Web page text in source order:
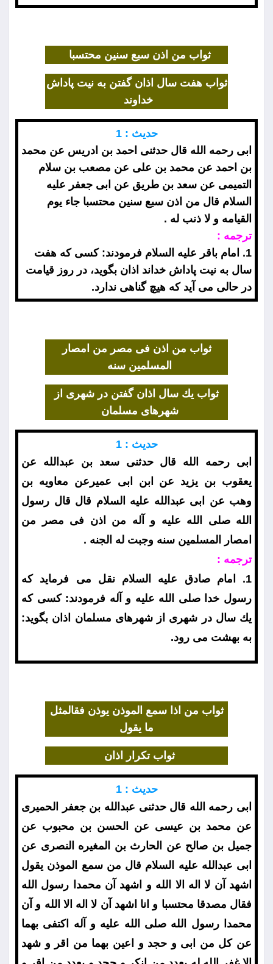
ثواب من اذن سبع سنين محتسبا
ثواب هفت سال اذان گفتن به نيت پاداش
خداوند
حديث : 1
ابى رحمه الله قال حدثنى احمد بن ادريس عن محمد
بن احمد عن محمد بن على عن مصعب بن سلام
التميمى عن سعد بن طريق عن ابى جعفر عليه
السلام قال من اذن سبع سنين محتسبا جاء يوم
القيامه و لا ذنب له .
ترجمه :
1. امام باقر عليه السلام فرمودند: كسى كه هفت
سال به نيت پاداش خداند اذان بگويد، در روز قيامت
در حالى مى آيد كه هيچ گناهى ندارد.
ثواب من اذن فى مصر من امصار
المسلمين سنه
ثواب يك سال اذان گفتن در شهرى از
شهرهاى مسلمان
حديث : 1
ابى رحمه الله قال حدثنى سعد بن عبدالله عن
يعقوب بن يزيد عن ابن ابى عميرعن معاويه بن
وهب عن ابى عبدالله عليه السلام قال قال رسول
الله صلى الله عليه و آله من اذن فى مصر من
امصار المسلمين سنه وجبت له الجنه .
ترجمه :
1. امام صادق عليه السلام نقل مى فرمايد كه
رسول خدا صلى الله عليه و آله فرمودند: كسى كه
يك سال در شهرى از شهرهاى مسلمان اذان بگويد:
به بهشت مى رود.
ثواب من اذا سمع الموذن يوذن فقالمثل
ما يقول
ثواب تكرار اذان
حديث : 1
ابى رحمه الله قال حدثنى عبدالله بن جعفر الحميرى
عن محمد بن عيسى عن الحسن بن محبوب عن
جميل بن صالح عن الحارث بن المغيره النصرى عن
ابى عبدالله عليه السلام قال من سمع الموذن يقول
اشهد آن لا اله الا الله و اشهد آن محمدا رسول الله
فقال مصدقا محتسبا و انا اشهد آن لا اله الا الله و آن
محمدا رسول الله صلى الله عليه و آله اكتفى بهما
عن كل من ابى و حجد و اعين بهما من اقر و شهد